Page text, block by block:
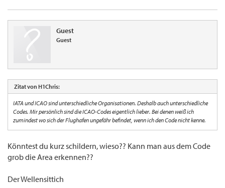
Guest
Guest
Zitat von H1Chris:
IATA und ICAO sind unterschiedliche Organisationen. Deshalb auch unterschiedliche
Codes. Mir persönlich sind die ICAO-Codes eigentlich lieber. Bei denen weiß ich
zumindest wo sich der Flughafen ungefähr befindet, wenn ich den Code nicht kenne.
Könntest du kurz schildern, wieso?? Kann man aus dem Code
grob die Area erkennen??
Der Wellensittich